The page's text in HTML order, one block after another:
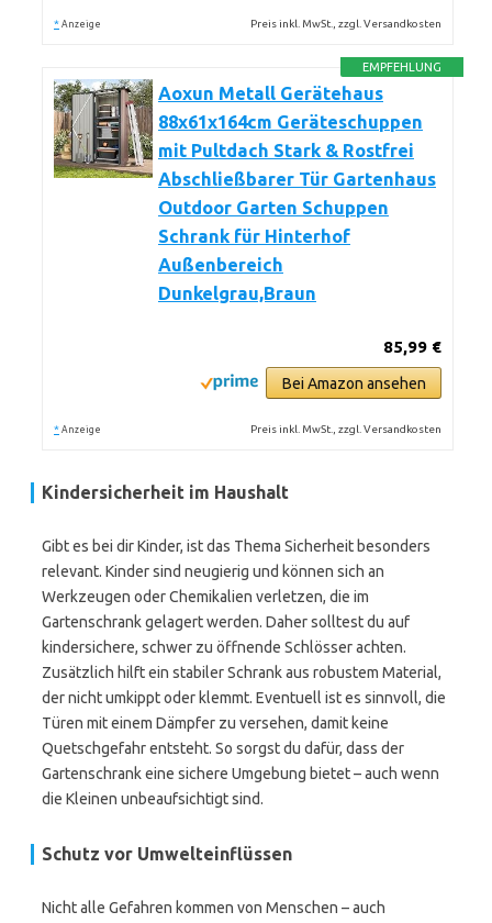
* Anzeige Preis inkl. MwSt., zzgl. Versandkosten
EMPFEHLUNG
Aoxun Metall Gerätehaus
88x61x164cm Geräteschuppen
mit Pultdach Stark & Rostfrei
Abschließbarer Tür Gartenhaus
Outdoor Garten Schuppen
Schrank für Hinterhof
Außenbereich
Dunkelgrau,Braun
85,99 €
Bei Amazon ansehen
* Anzeige Preis inkl. MwSt., zzgl. Versandkosten
Kindersicherheit im Haushalt
Gibt es bei dir Kinder, ist das Thema Sicherheit besonders
relevant. Kinder sind neugierig und können sich an
Werkzeugen oder Chemikalien verletzen, die im
Gartenschrank gelagert werden. Daher solltest du auf
kindersichere, schwer zu öffnende Schlösser achten.
Zusätzlich hilft ein stabiler Schrank aus robustem Material,
der nicht umkippt oder klemmt. Eventuell ist es sinnvoll, die
Türen mit einem Dämpfer zu versehen, damit keine
Quetschgefahr entsteht. So sorgst du dafür, dass der
Gartenschrank eine sichere Umgebung bietet – auch wenn
die Kleinen unbeaufsichtigt sind.
Schutz vor Umwelteinflüssen
Nicht alle Gefahren kommen von Menschen – auch